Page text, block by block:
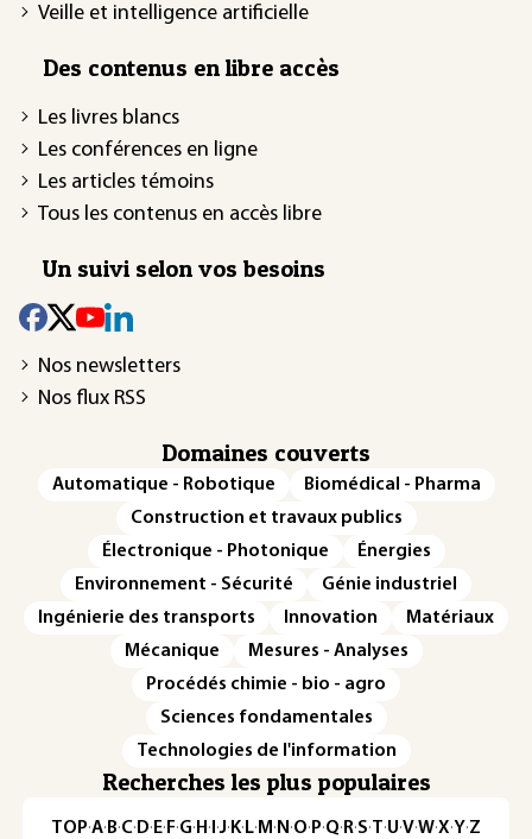
Veille et intelligence artificielle
Des contenus en libre accès
Les livres blancs
Les conférences en ligne
Les articles témoins
Tous les contenus en accès libre
Un suivi selon vos besoins
Nos newsletters
Nos flux RSS
Domaines couverts
Automatique - Robotique
Biomédical - Pharma
Construction et travaux publics
Électronique - Photonique
Énergies
Environnement - Sécurité
Génie industriel
Ingénierie des transports
Innovation
Matériaux
Mécanique
Mesures - Analyses
Procédés chimie - bio - agro
Sciences fondamentales
Technologies de l'information
Recherches les plus populaires
TOP·A·B·C· D· E· F·G· H · ·J· K· L· M · N ·O· P·Q· R·S·T·U·V·W·X·Y·Z